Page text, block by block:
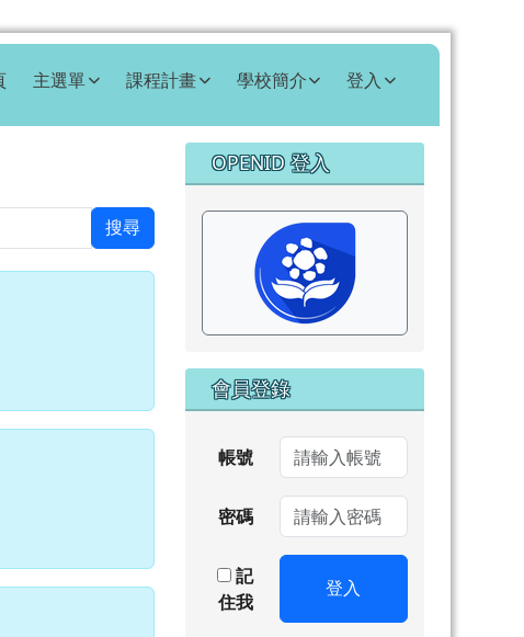
主選單 課程計畫 學校簡介 登入
搜尋
右邊區域內容
OPENID 登入
會員登錄
帳號
密碼
記
住我
登入